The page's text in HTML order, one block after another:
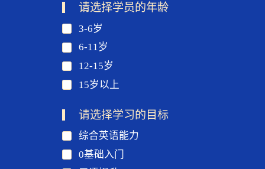
请选择学员的年龄
3-6岁
6-11岁
12-15岁
15岁以上
请选择学习的目标
综合英语能力
0基础入门